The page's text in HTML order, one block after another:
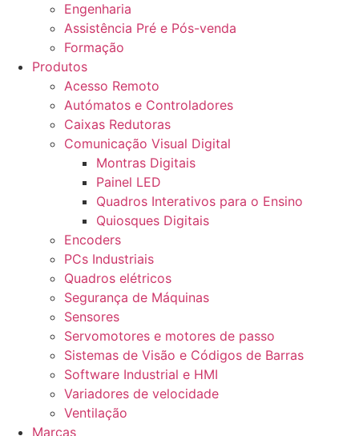
Engenharia
Assistência Pré e Pós-venda
Formação
Produtos
Acesso Remoto
Autómatos e Controladores
Caixas Redutoras
Comunicação Visual Digital
Montras Digitais
Painel LED
Quadros Interativos para o Ensino
Quiosques Digitais
Encoders
PCs Industriais
Quadros elétricos
Segurança de Máquinas
Sensores
Servomotores e motores de passo
Sistemas de Visão e Códigos de Barras
Software Industrial e HMI
Variadores de velocidade
Ventilação
Marcas